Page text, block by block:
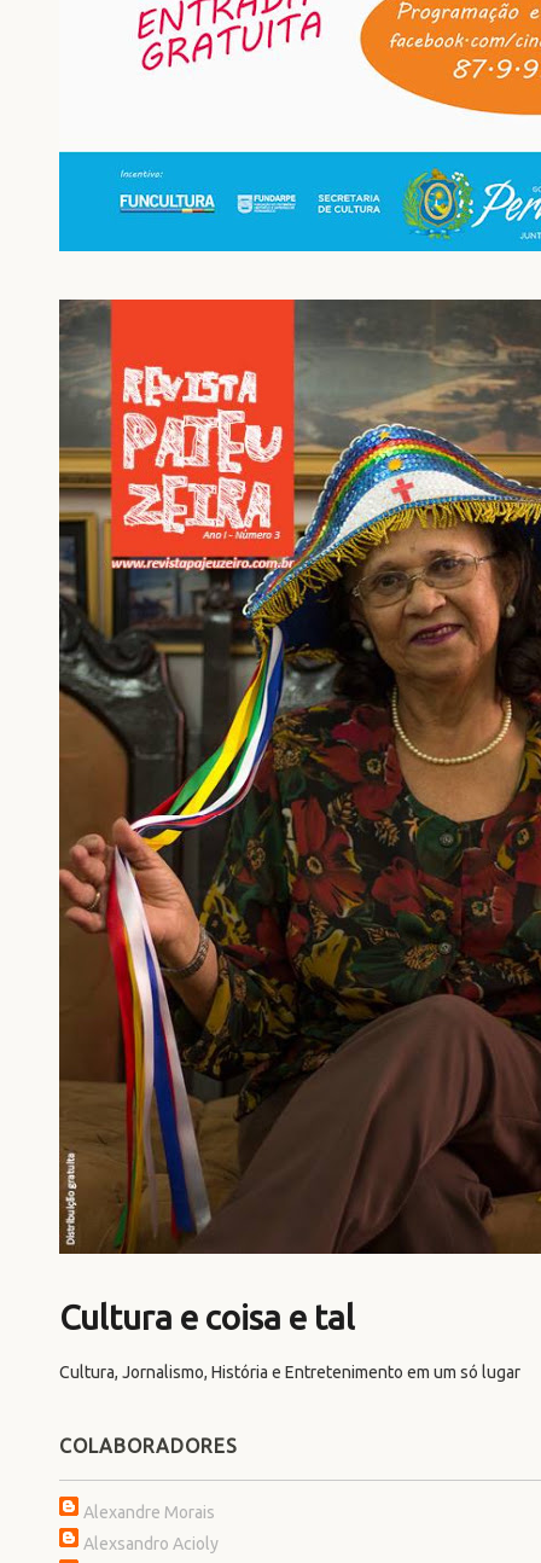
Cultura e coisa e tal
Cultura, Jornalismo, História e Entretenimento em um só lugar
COLABORADORES
Alexandre Morais
Alexsandro Acioly